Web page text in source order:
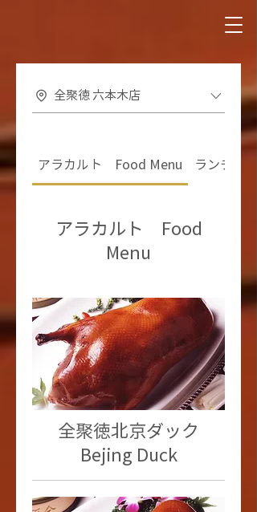
全聚徳 六本木店
アラカルト Food Menu ランチコ
アラカルト Food
Menu
全聚徳北京ダック
Bejing Duck